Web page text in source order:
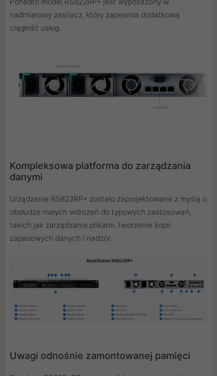
Ponadto model RS822RP+ jest wyposażony w
nadmiarowy zasilacz, który zapewnia dodatkową
ciągłość usług.
Kompleksowa platforma do zarządzania
danymi
Urządzenie RS822RP+ zostało zaprojektowane z myślą o
obsłudze małych wdrożeń do typowych zastosowań,
takich jak zarządzanie plikami, tworzenie kopii
zapasowych danych i nadzór.
Uwagi odnośnie zamontowanej pamięci